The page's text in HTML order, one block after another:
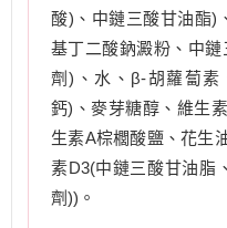
酸)、中鏈三酸甘油酯)
基丁二酸鈉澱粉、中
劑)、水、β-胡蘿蔔素
鈣)、麥芽糖醇、維生
生素A棕櫚酸鹽、花生
素D3(中鏈三酸甘油脂
劑))。